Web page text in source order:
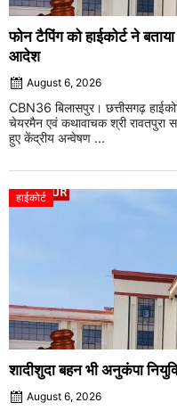
फोन टैपिंग को हाईकोर्ट ने
आदेश
August 6, 2026
CBN36 बिलासपुर। छत्तीसगढ़
चेयरमैन एवं कथावाचक श्री रावतपुरा
हुए केंद्रीय अन्वेषण ...
हाईकोर्ट
शादीशुदा बहन भी अनुकंपा
August 6, 2026